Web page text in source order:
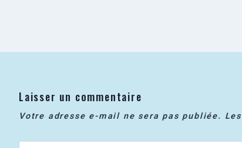
Laisser un commentaire
Votre adresse e-mail ne sera pas publiée.